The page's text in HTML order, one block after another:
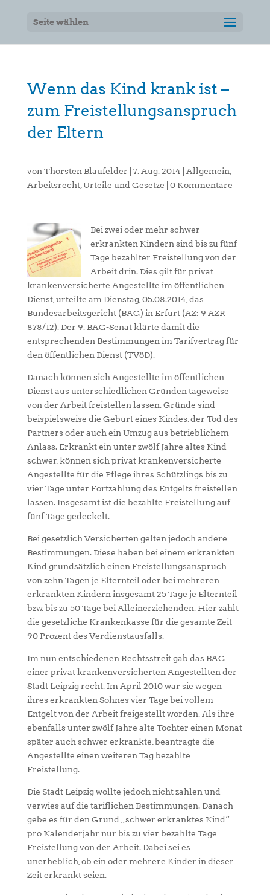
Seite wählen
Wenn das Kind krank ist –
zum Freistellungsanspruch
der Eltern
von Thorsten Blaufelder 7. Aug. 2014 Allgemein
Arbeitsrecht, Urteile und Gesetze 0 Kommentare
Bei zwei oder mehr schwer
erkrankten Kindern sind bis zu fünf
Tage bezahlter Freistellung von der
Arbeit drin. Dies gilt für privat
krankenversicherte Angestellte im öffentlichen
Dienst, urteilte am Dienstag, 05.08.2014, das
Bundesarbeitsgericht (BAG) in Erfurt (AZ: 9 AZR
878/12). Der 9. BAG-Senat klärte damit die
entsprechenden Bestimmungen im Tarifvertrag für
den öffentlichen Dienst (TVöD).
Danach können sich Angestellte im öffentlichen
Dienst aus unterschiedlichen Gründen tageweise
von der Arbeit freistellen lassen. Gründe sind
beispielsweise die Geburt eines Kindes, der Tod des
Partners oder auch ein Umzug aus betrieblichem
Anlass. Erkrankt ein unter zwölf Jahre altes Kind
schwer, können sich privat krankenversicherte
Angestellte für die Pflege ihres Schützlings bis zu
vier Tage unter Fortzahlung des Entgelts freistellen
lassen. Insgesamt ist die bezahlte Freistellung auf
fünf Tage gedeckelt.
Bei gesetzlich Versicherten gelten jedoch andere
Bestimmungen. Diese haben bei einem erkrankten
Kind grundsätzlich einen Freistellungsanspruch
von zehn Tagen je Elternteil oder bei mehreren
erkrankten Kindern insgesamt 25 Tage je Elternteil
bzw. bis zu 50 Tage bei Alleinerziehenden. Hier zahlt
die gesetzliche Krankenkasse für die gesamte Zeit
90 Prozent des Verdienstausfalls.
Im nun entschiedenen Rechtsstreit gab das BAG
einer privat krankenversicherten Angestellten der
Stadt Leipzig recht. Im April 2010 war sie wegen
ihres erkrankten Sohnes vier Tage bei vollem
Entgelt von der Arbeit freigestellt worden. Als ihre
ebenfalls unter zwölf Jahre alte Tochter einen Monat
später auch schwer erkrankte, beantragte die
Angestellte einen weiteren Tag bezahlte
Freistellung.
Die Stadt Leipzig wollte jedoch nicht zahlen und
verwies auf die tariflichen Bestimmungen. Danach
gebe es für den Grund „schwer erkranktes Kind“
pro Kalenderjahr nur bis zu vier bezahlte Tage
Freistellung von der Arbeit. Dabei sei es
unerheblich, ob ein oder mehrere Kinder in dieser
Zeit erkrankt seien.